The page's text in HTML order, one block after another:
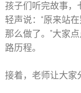
孩子们听完故事，
轻声说：“原来站
那么做了。”大家
路历程。
接着，老师让大家